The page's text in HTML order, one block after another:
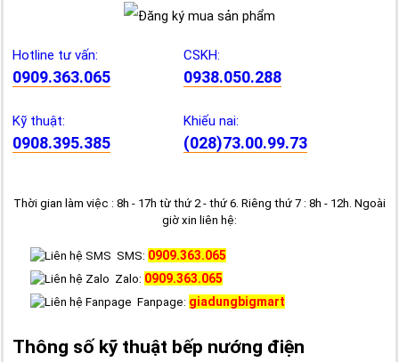
Hotline tư vấn:
0909.363.065
CSKH:
0938.050.288
Kỹ thuật:
0908.395.385
Khiếu nai:
(028)73.00.99.73
Thời gian làm việc : 8h - 17h từ thứ 2 - thứ 6. Riêng thứ 7 : 8h - 12h. Ngoài
giờ xin liên hệ:
SMS: 0909.363.065
Zalo: 0909.363.065
Fanpage: giadungbigmart
Thông số kỹ thuật bếp nướng điện